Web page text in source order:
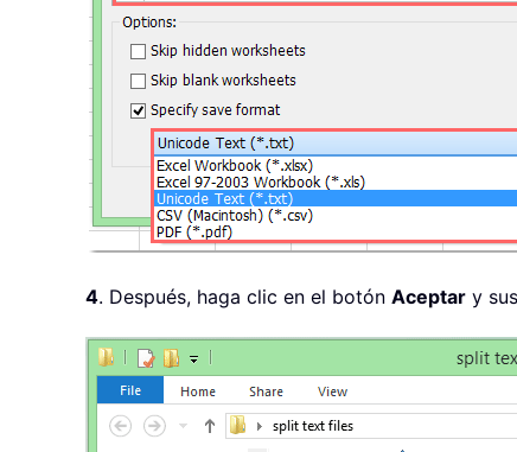
4. Después, haga clic en el botón Aceptar y